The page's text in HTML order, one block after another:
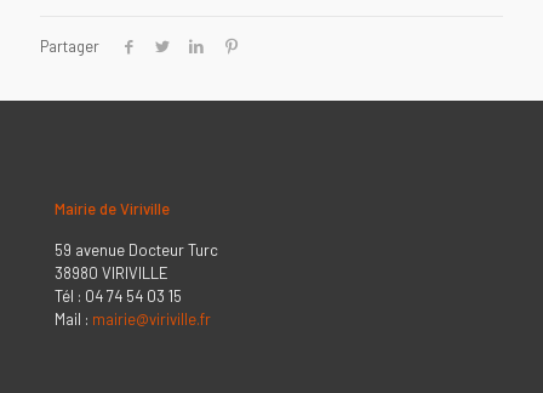
Partager
Mairie de Viriville
59 avenue Docteur Turc
38980 VIRIVILLE
Tél : 04 74 54 03 15
Mail : mairie@viriville.fr